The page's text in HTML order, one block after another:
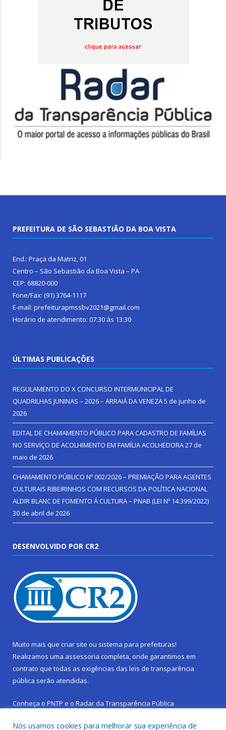
PREFEITURA DE SÃO SEBASTIÃO DA BOA VISTA
End.: Praça da Matriz, 01
Centro – São Sebastião da Boa Vista – PA
CEP: 68820-000
Fone/Fax: (91) 3764-1117
E-mail: prefeiturapmssbv2021@gmail.com
Horário de atendimento: 07:30 às 13:30
ÚLTIMAS PUBLICAÇÕES
REGULAMENTO DO X CONCURSO INTERMUNICIPAL DE
QUADRILHAS JUNINAS – 2026 – ARRAIÁ DA VENEZA5 de junho de
2026
EDITAL DE CHAMAMENTO PÚBLICO PARA CADASTRO DE FAMÍLIAS
NO SERVIÇO DE ACOLHIMENTO EM FAMÍLIA ACOLHEDORA27 de
maio de 2026
CHAMAMENTO PÚBLICO Nº 002/2026 – PREMIAÇÃO PARA AGENTES
CULTURAIS RIBEIRINHOS COM RECURSOS DA POLÍTICA NACIONAL
ALDIR BLANC DE FOMENTO Á CULTURA – PNAB (LEI Nº 14.399/2022)
30 de abril de 2026
DESENVOLVIDO POR CR2
Muito mais que criar site ou sistema para prefeituras!
Realizamos uma assessoria completa, onde garantimos em
contrato que todas as exigências das leis de transparência
pública serão atendidas.
Conheça o PNTP e o Radar da Transparência Pública
Nós usamos cookies para melhorar sua experiência de